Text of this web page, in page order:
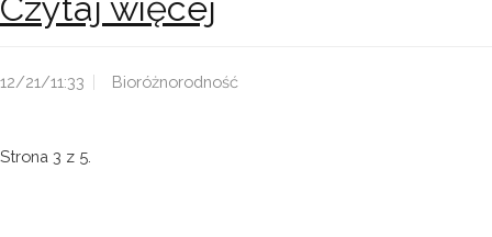
12/21/11:33 Bioróżnorodność
Strona 3 z 5.